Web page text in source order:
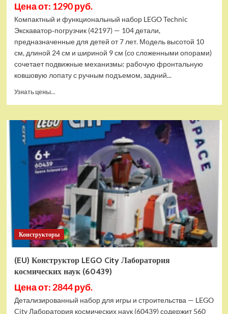
Цена от: 1290 руб.
Компактный и функциональный набор LEGO Technic
Экскаватор‑погрузчик (42197) — 104 детали,
предназначенные для детей от 7 лет. Модель высотой 10
см, длиной 24 см и шириной 9 см (со сложенными опорами)
сочетает подвижные механизмы: рабочую фронтальную
ковшовую лопату с ручным подъемом, задний...
Узнать цены...
(EU)
Конструктор
LEGO
Technic
Экскаватор-
погрузчик
(42197)
Конструкторы
(EU) Конструктор LEGO City Лаборатория
космических наук (60439)
Цена от: 2844 руб.
Детализированный набор для игры и строительства — LEGO
City Лаборатория космических наук (60439) содержит 560